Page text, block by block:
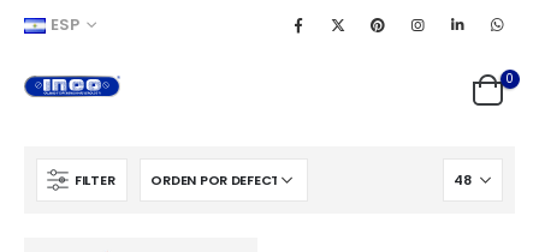
ESP
0
FILTER